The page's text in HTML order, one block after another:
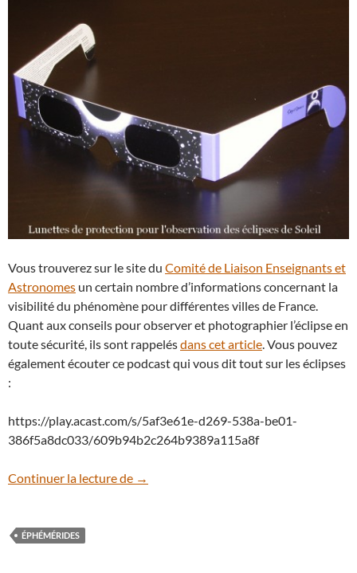
Vous trouverez sur le site du Comité de Liaison Enseignants et
Astronomes un certain nombre d’informations concernant la
visibilité du phénomène pour différentes villes de France.
Quant aux conseils pour observer et photographier l’éclipse en
toute sécurité, ils sont rappelésdans cet article. Vous pouvez
également écouter ce podcast qui vous dit tout sur les éclipses
:
https://play.acast.com/s/5af3e61e-d269-538a-be01-
386f5a8dc033/609b94b2c264b9389a115a8f
Continuer la lecture de Une éclipse partielle de Soleil au menu
→
ÉPHÉMÉRIDES